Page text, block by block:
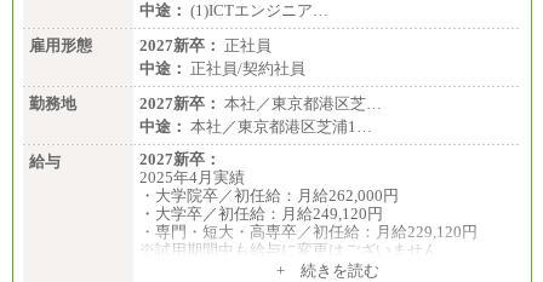
中途： (1)ICTエンジニア…
雇用形態
2027新卒： 正社員
中途： 正社員/契約社員
勤務地
2027新卒： 本社／東京都港区芝…
中途： 本社／東京都港区芝浦1…
給与
2027新卒：
2025年4月実績
・大学院卒／初任給：月給262,000円
・大学卒／初任給：月給249,120円
・専門・短大・高専卒／初任給：月給229,120円
※試用期間中も給与に変更はございません
+ 続きを読む